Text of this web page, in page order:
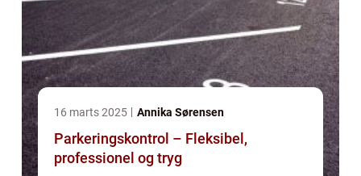
16 marts 2025 Annika Sørensen
Parkeringskontrol – Fleksibel,
professionel og tryg